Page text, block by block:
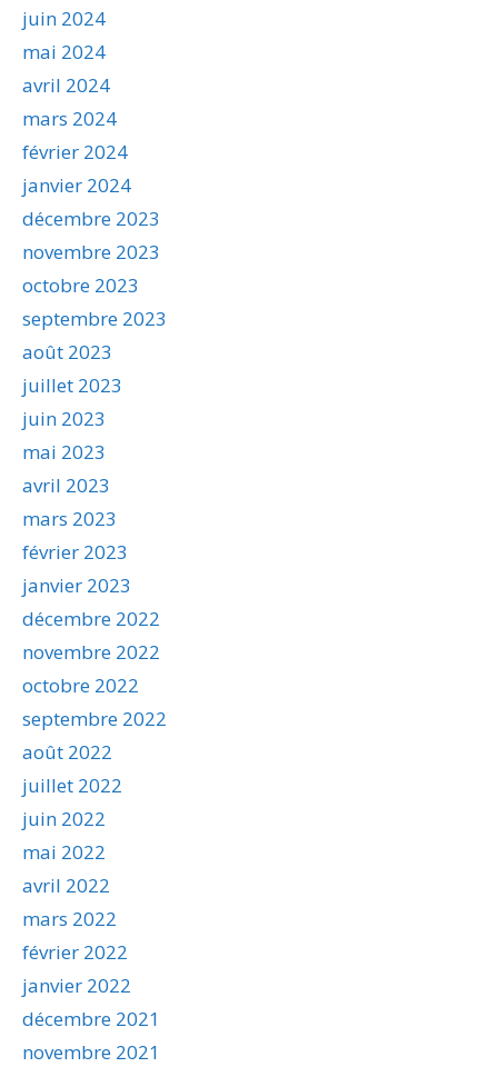
juin 2024
mai 2024
avril 2024
mars 2024
février 2024
janvier 2024
décembre 2023
novembre 2023
octobre 2023
septembre 2023
août 2023
juillet 2023
juin 2023
mai 2023
avril 2023
mars 2023
février 2023
janvier 2023
décembre 2022
novembre 2022
octobre 2022
septembre 2022
août 2022
juillet 2022
juin 2022
mai 2022
avril 2022
mars 2022
février 2022
janvier 2022
décembre 2021
novembre 2021